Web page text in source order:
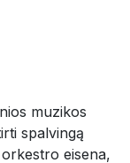
muzikos
spalvingą
eisena,